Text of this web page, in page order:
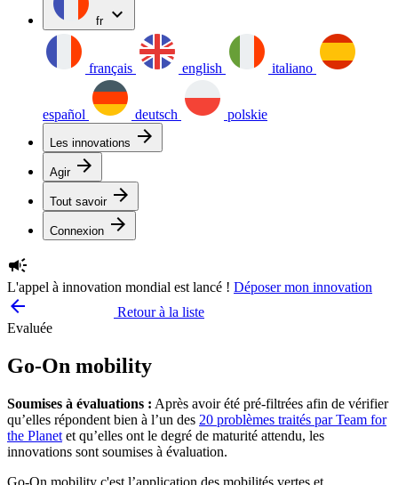
fr expand_more
français english italiano
español deutsch polskie
Les innovations arrow_forward
Agir arrow_forward
Tout savoir arrow_forward
Connexion arrow_forward
campaign
L'appel à innovation mondial est lancé ! Déposer mon innovation
arrow_backward
Retour à la liste
Evaluée
Go-On mobility
Soumises à évaluations : Après avoir été pré-filtrées afin de vérifier
qu’elles répondent bien à l’un des 20 problèmes traités par Team for
the Planet et qu’elles ont le degré de maturité attendu, les
innovations sont soumises à évaluation.
Go-On mobility c'est l’application des mobilités vertes et